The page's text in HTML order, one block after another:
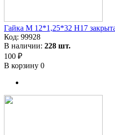
Гайка M 12*1,25*32 H17
Код: 99928
В наличии: 228 шт.
100 ₽
В корзину 0